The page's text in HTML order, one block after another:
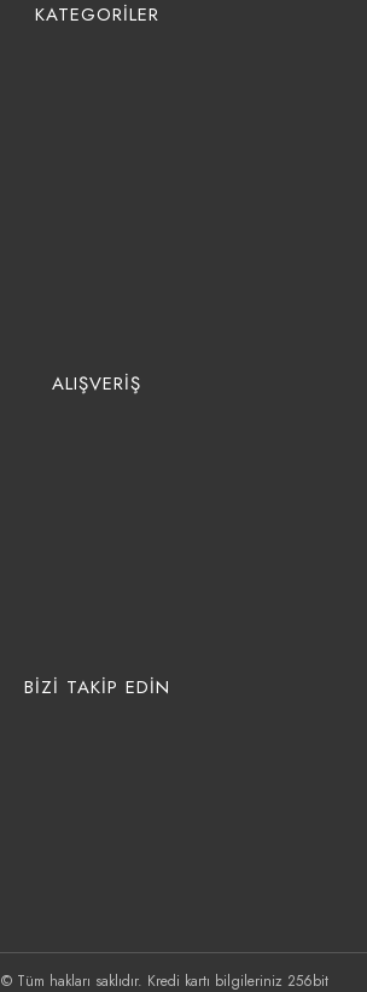
KATEGORİLER
ALIŞVERİŞ
BİZİ TAKİP EDİN
© Tüm hakları saklıdır. Kredi kartı bilgileriniz 256bit